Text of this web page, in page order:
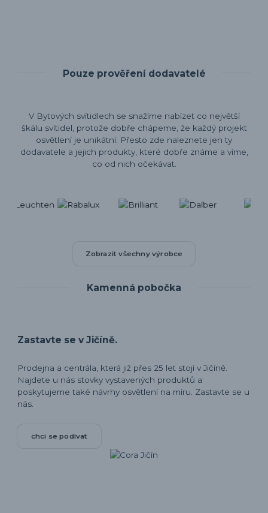
Pouze prověření dodavatelé
V Bytových svítidlech se snažíme nabízet co největší
škálu svítidel, protože dobře chápeme, že každý projekt
osvětlení je unikátní. Přesto zde naleznete jen ty
dodavatele a jejich produkty, které dobře známe a víme,
co od nich očekávat.
Zobrazit všechny výrobce
Kamenná pobočka
Zastavte se v Jičíně.
Prodejna a centrála, která již přes 25 let stojí v Jičíně.
Najdete u nás stovky vystavených produktů a
poskytujeme také návrhy osvětlení na míru. Zastavte se u
nás.
chci se podívat